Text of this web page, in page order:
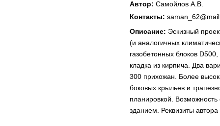
Автор: Самойлов А.В.
Контакты:
Описание: Эскизный
(и аналогичных
газобетонных блоков
кладка из кирпича. Два
300 прихожан. Более
боковых крыльев и
планировкой.
зданием. Реквизиты